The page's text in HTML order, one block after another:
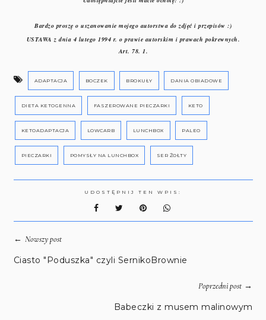
Bardzo proszę o uszanowanie mojego autorstwa do zdjęć i przepisów :)
USTAWA z dnia 4 lutego 1994 r. o prawie autorskim i prawach pokrewnych.
Art. 78. 1.
ADAPTACJA BOCZEK BROKUŁY DANIA OBIADOWE
DIETA KETOGENNA FASZEROWANE PIECZARKI KETO
KETOADAPTACJA LOWCARB LUNCHBOX PALEO
PIECZARKI POMYSŁY NA LUNCHBOX SER ŻOŁTY
UDOSTĘPNIJ TEN WPIS:
← Nowszy post
Ciasto "Poduszka" czyli SernikoBrownie
Poprzedni post→
Babeczki z musem malinowym